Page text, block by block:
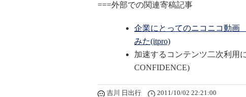
===外部での関連寄稿記事
企業にとってのニコニコ動画
みた(itpro)
加速するコンテンツ二次利
CONFIDENCE)
吉川 日出行 2011/10/02 22:21:00